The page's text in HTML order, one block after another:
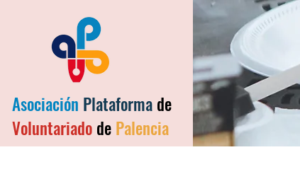
Asociación Plataforma de
Voluntariado de Palencia